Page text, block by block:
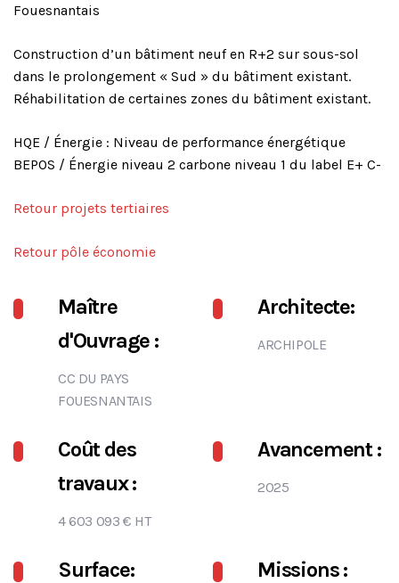
Fouesnantais
Construction d’un bâtiment neuf en R+2 sur sous-sol
dans le prolongement « Sud » du bâtiment existant.
Réhabilitation de certaines zones du bâtiment existant.
HQE / Énergie : Niveau de performance énergétique
BEPOS / Énergie niveau 2 carbone niveau 1 du label E+ C-
Retour projets tertiaires
Retour pôle économie
Maître
d'Ouvrage :
CC DU PAYS
FOUESNANTAIS
Architecte:
ARCHIPOLE
Coût des
travaux :
4 603 093 € HT
Avancement :
2025
Surface: Missions :